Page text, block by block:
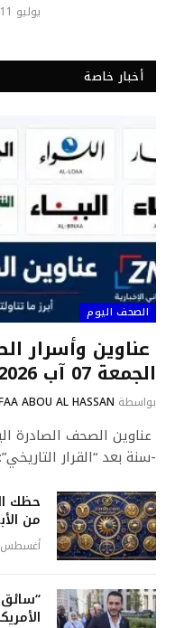
يوليو 11, 2026
أخبار خاصة
الصحف اليوم
عناوين وأسرار
الجمعة 07 آب 2026
بواسطة ABOU AL HASSAN
-سنة بعد “القرار
من
أغسطس 7, 2026